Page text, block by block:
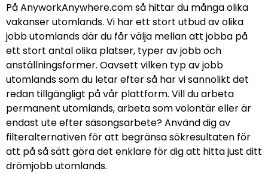
På AnyworkAnywhere.com så hittar du många olika
vakanser utomlands. Vi har ett stort utbud av olika
jobb utomlands där du får välja mellan att jobba på
ett stort antal olika platser, typer av jobb och
anställningsformer. Oavsett vilken typ av jobb
utomlands som du letar efter så har vi sannolikt det
redan tillgängligt på vår plattform. Vill du arbeta
permanent utomlands, arbeta som volontär eller är
endast ute efter säsongsarbete? Använd dig av
filteralternativen för att begränsa sökresultaten för
att på så sätt göra det enklare för dig att hitta just ditt
drömjobb utomlands.